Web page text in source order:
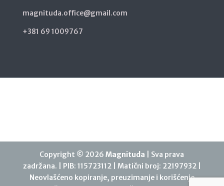
magnituda.office@gmail.com
+381 69 1009767
Copyright © 2026Magnituda | Sva prava
zadržana. | PIB: 115723112 | Matični broj: 22197932 |
Neovlašćeno kopiranje, preuzimanje i korišćenje